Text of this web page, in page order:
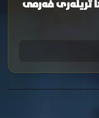
تریلەری فەرمی